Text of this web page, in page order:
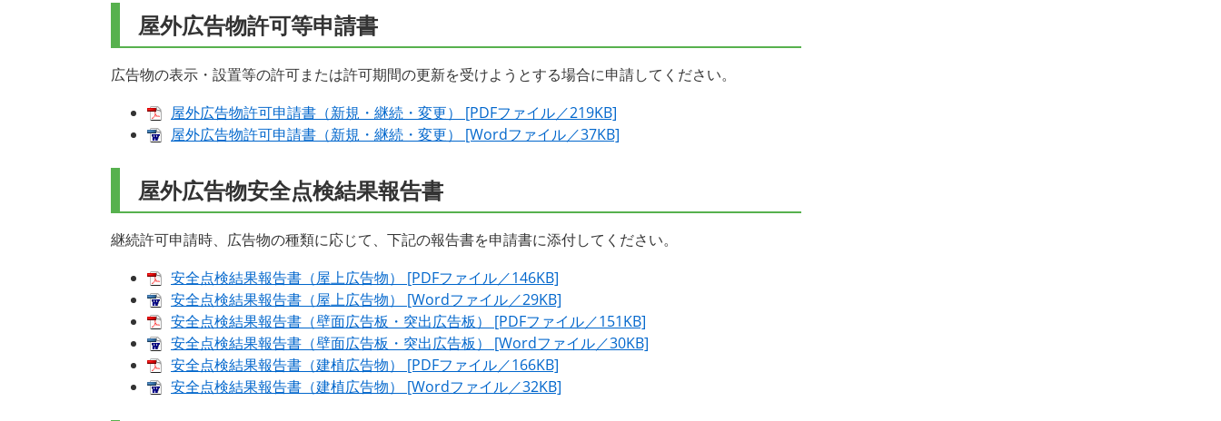
屋外広告物許可等申請書
広告物の表示・設置等の許可または許可期間の更新を受けようとする場合に申請してください。
屋外広告物許可申請書（新規・継続・変更） [PDFファイル／219KB]
屋外広告物許可申請書（新規・継続・変更） [Wordファイル／37KB]
屋外広告物安全点検結果報告書
継続許可申請時、広告物の種類に応じて、下記の報告書を申請書に添付してください。
安全点検結果報告書（屋上広告物） [PDFファイル／146KB]
安全点検結果報告書（屋上広告物） [Wordファイル／29KB]
安全点検結果報告書（壁面広告板・突出広告板） [PDFファイル／151KB]
安全点検結果報告書（壁面広告板・突出広告板） [Wordファイル／30KB]
安全点検結果報告書（建植広告物） [PDFファイル／166KB]
安全点検結果報告書（建植広告物） [Wordファイル／32KB]